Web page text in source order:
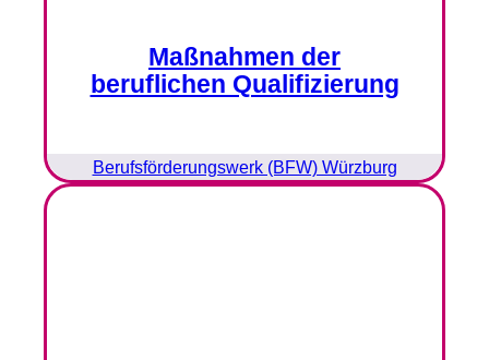
Maßnahmen der
beruflichen Qualifizierung
Berufsförderungswerk (BFW) Würzburg